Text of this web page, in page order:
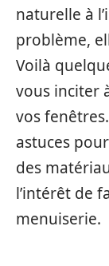
naturelle à
problème,
Voilà
vous inciter
vos
astuces
des
l’intérêt de
menuiserie.